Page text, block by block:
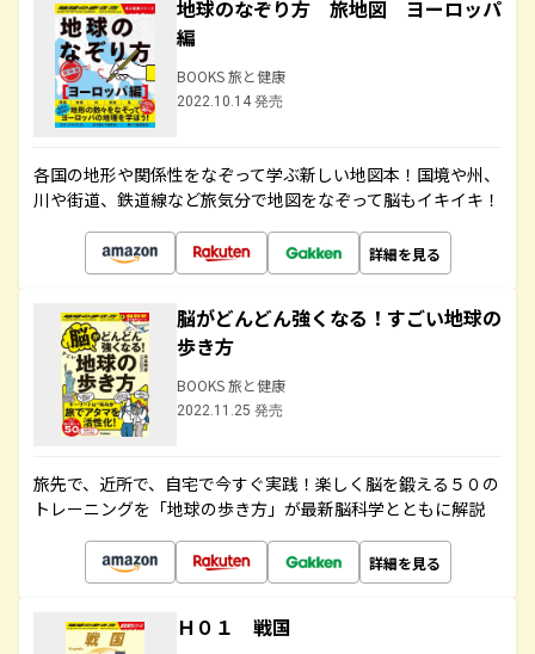
地球のなぞり方 旅地図 ヨーロッパ
編
BOOKS 旅と健康
2022.10.14 発売
各国の地形や関係性をなぞって学ぶ新しい地図本！国境や州、
川や街道、鉄道線など旅気分で地図をなぞって脳もイキイキ！
詳細を見る
脳がどんどん強くなる！すごい地球の
歩き方
BOOKS 旅と健康
2022.11.25 発売
旅先で、近所で、自宅で今すぐ実践！楽しく脳を鍛える５０の
トレーニングを「地球の歩き方」が最新脳科学とともに解説
詳細を見る
Ｈ０１ 戦国